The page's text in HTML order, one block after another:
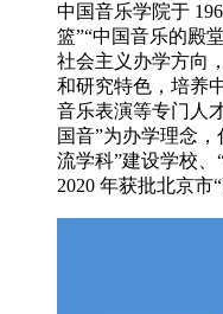
中国音乐学院于
篮”“中国音乐的殿
社会主义办学方向
和研究特色，培养
音乐表演等专门人
国音”为办学理念
流学科”建设学校、
2020 年获批北京市